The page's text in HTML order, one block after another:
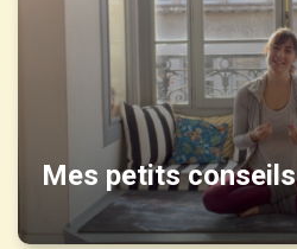
Mes petits conseils